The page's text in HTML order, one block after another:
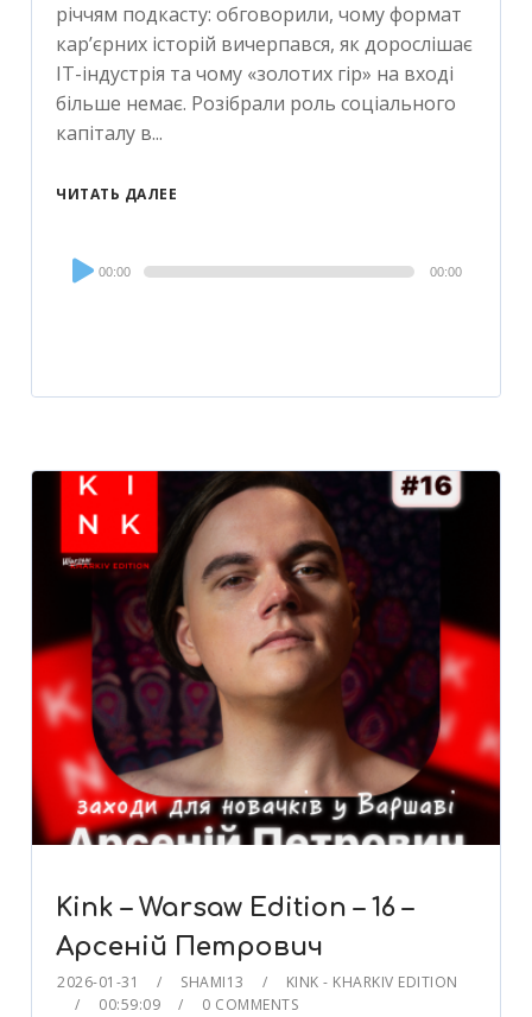
річчям подкасту: обговорили, чому формат
кар’єрних історій вичерпався, як дорослішає
ІТ-індустрія та чому «золотих гір» на вході
більше немає. Розібрали роль соціального
капіталу в...
ЧИТАТЬ ДАЛЕЕ
Audio
Player
00:00 00:00
Kink – Warsaw Edition – 16 –
Арсеній Петрович
2026-01-31 SHAMI13
KINK - KHARKIV EDITION
00:59:09
0 COMMENTS